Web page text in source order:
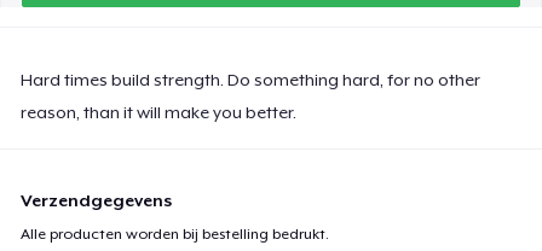
Hard times build strength. Do something hard, for no other
reason, than it will make you better.
Verzendgegevens
Alle producten worden bij bestelling bedrukt.